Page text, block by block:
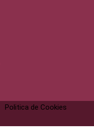
Politica de Cookies